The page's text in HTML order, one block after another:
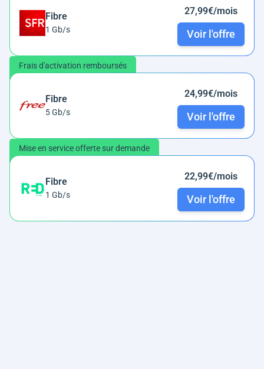
Fibre
1 Gb/s
27,99€/mois
Voir l'offre
Frais d'activation remboursés
Fibre
5 Gb/s
24,99€/mois
Voir l'offre
Mise en service offerte sur demande
Fibre
1 Gb/s
22,99€/mois
Voir l'offre